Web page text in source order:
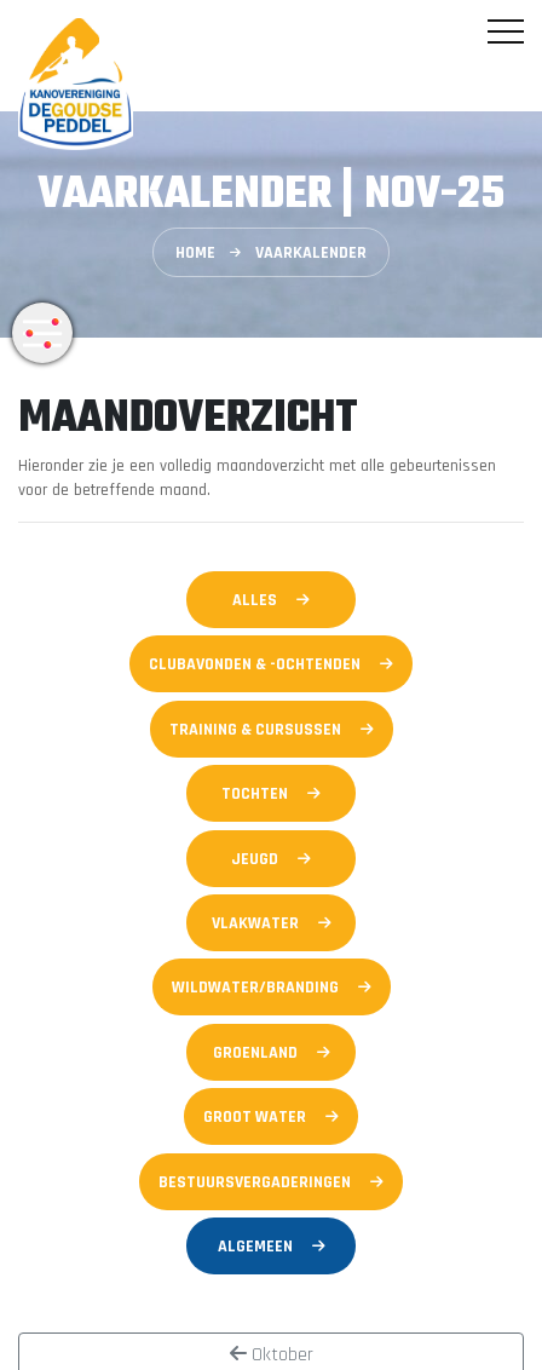
VAARKALENDER | NOV-25
HOME VAARKALENDER
MAANDOVERZICHT
Hieronder zie je een volledig maandoverzicht met alle gebeurtenissen
voor de betreffende maand.
ALLES
CLUBAVONDEN & -OCHTENDEN
TRAINING & CURSUSSEN
TOCHTEN
JEUGD
VLAKWATER
WILDWATER/BRANDING
GROENLAND
GROOT WATER
BESTUURSVERGADERINGEN
ALGEMEEN
Oktober